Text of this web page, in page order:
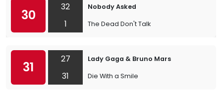
30
32
1
Nobody Asked
The Dead Don't Talk
31
27
31
Lady Gaga & Bruno Mars
Die With a Smile